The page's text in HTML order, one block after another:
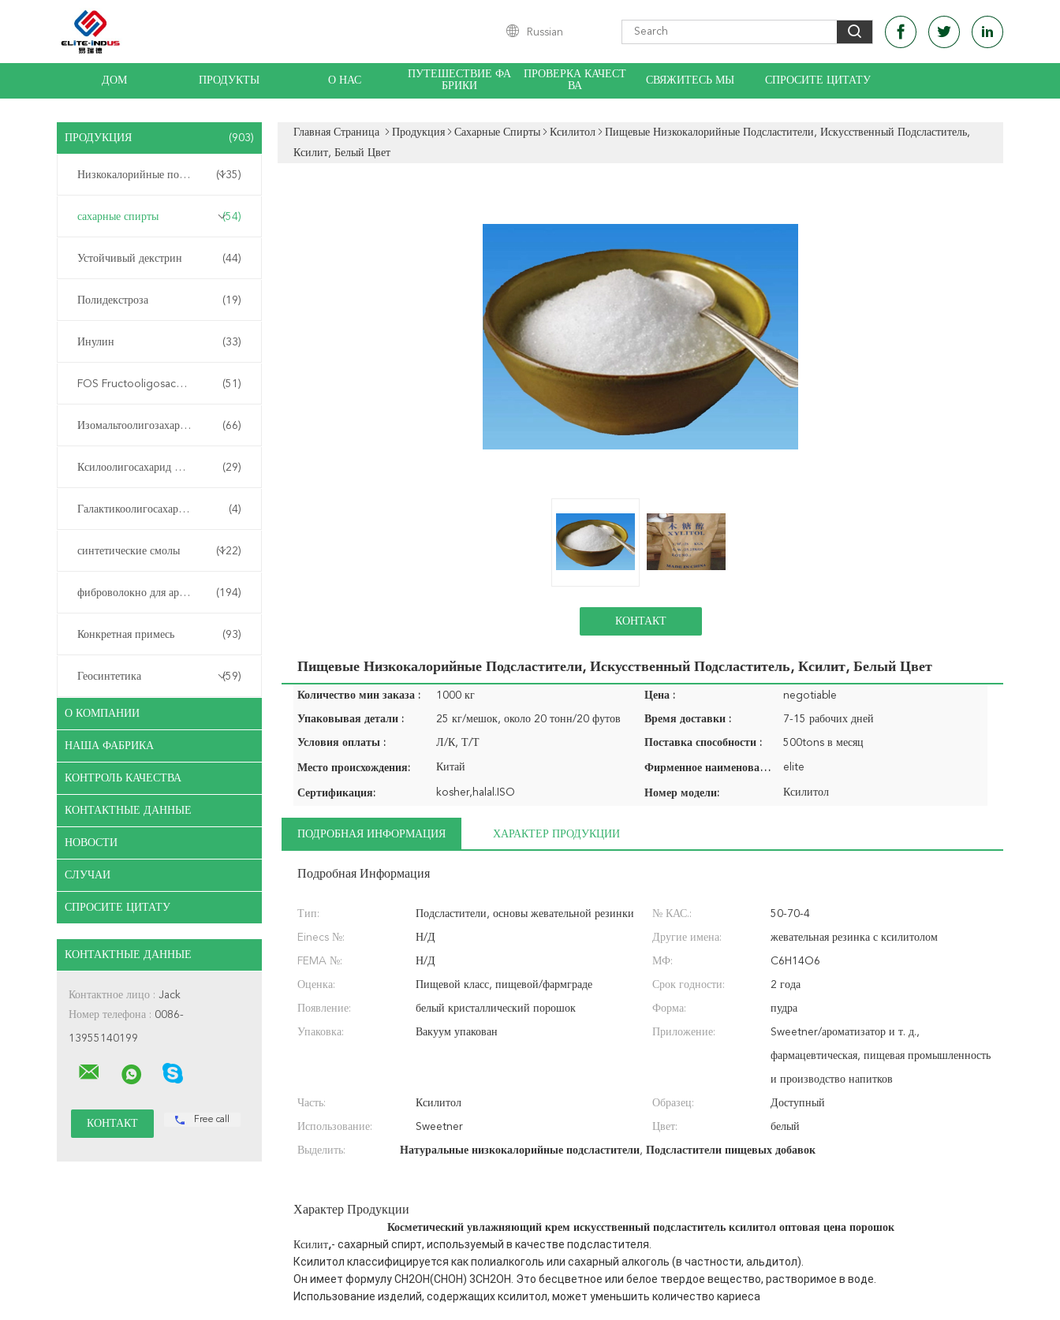
Russian
ДОМ ПРОДУКТЫ О НАС
ПУТЕШЕСТВИЕ ФА
БРИКИ
ПРОВЕРКА КАЧЕСТ
ВА
СВЯЖИТЕСЬ МЫ СПРОСИТЕ ЦИТАТУ
ПРОДУКЦИЯ (903)
Низкокалорийные подсластители (135)
сахарные спирты (54)
Устойчивый декстрин (44)
Полидекстроза (19)
Инулин (33)
FOS Fructooligosaccharide (51)
Изомальтоолигозахарид ИМО (66)
Ксилоолигосахарид XOS (29)
Галактикоолигосахарид ГОС (4)
синтетические смолы (122)
фиброволокно для армирования бетона (194)
Конкретная примесь (93)
Геосинтетика (59)
О КОМПАНИИ
НАША ФАБРИКА
КОНТРОЛЬ КАЧЕСТВА
КОНТАКТНЫЕ ДАННЫЕ
НОВОСТИ
СЛУЧАИ
СПРОСИТЕ ЦИТАТУ
КОНТАКТНЫЕ ДАННЫЕ
Контактное лицо : Jack
Номер телефона : 0086-
13955140199
Free call
Главная Страница Продукция Сахарные Спирты Ксилитол
Пищевые Низкокалорийные Подсластители, Искусственный Подсластитель,
Ксилит, Белый Цвет
КОНТАКТ
Пищевые Низкокалорийные Подсластители, Искусственный Подсластитель, Ксилит, Белый Цвет
Количество мин заказа : 1000 кг Цена : negotiable
Упаковывая детали : 25 кг/мешок, около 20 тонн/20 футов Время доставки : 7-15 рабочих дней
Условия оплаты : Л/К, Т/Т Поставка способности : 500tons в месяц
Место происхождения: Китай Фирменное наименование: elite
Сертификация: kosher,halal.ISO Номер модели: Ксилитол
ПОДРОБНАЯ ИНФОРМАЦИЯ ХАРАКТЕР ПРОДУКЦИИ
Подробная Информация
Тип: Подсластители, основы жевательной резинки № КАС.: 50-70-4
Einecs №: Н/Д Другие имена: жевательная резинка с ксилитолом
FEMA №: Н/Д МФ: C6H14O6
Оценка: Пищевой класс, пищевой/фармграде Срок годности: 2 года
Появление: белый кристаллический порошок Форма: пудра
Упаковка: Вакуум упакован Приложение: Sweetner/ароматизатор и т. д.,
фармацевтическая, пищевая промышленность
и производство напитков
Часть: Ксилитол Образец: Доступный
Использование: Sweetner Цвет: белый
Выделить: Натуральные низкокалорийные подсластители, Подсластители пищевых добавок
Характер Продукции
Косметический увлажняющий крем искусственный подсластитель ксилитол оптовая цена порошок
Ксилит,- сахарный спирт, используемый в качестве подсластителя.
Ксилитол классифицируется как полиалкоголь или сахарный алкоголь (в частности, альдитол).
Он имеет формулу CH2OH(CHOH) 3CH2OH. Это бесцветное или белое твердое вещество, растворимое в воде.
Использование изделий, содержащих ксилитол, может уменьшить количество кариеса